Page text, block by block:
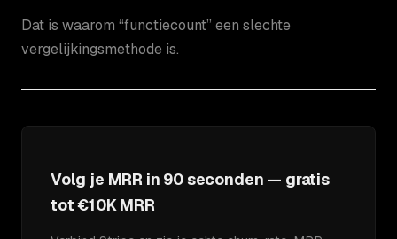
Dat is waarom “functiecount” een slechte
vergelijkingsmethode is.
Volg je MRR in 90 seconden — gratis
tot €10K MRR